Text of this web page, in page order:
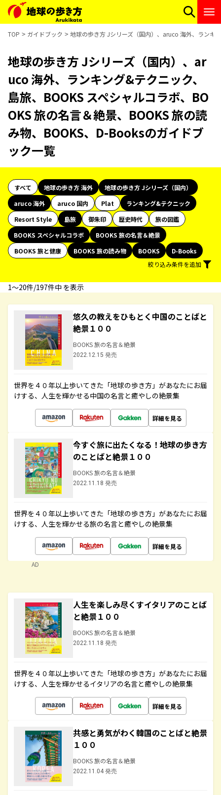
TOP ガイドブック 地球の歩き方 Jシリーズ（国内）、aruco 海外、ランキ
地球の歩き方 Jシリーズ（国内）、ar
uco 海外、ランキング&テクニック、
島旅、BOOKS スペシャルコラボ、BO
OKS 旅の名言＆絶景、BOOKS 旅の読
み物、BOOKS、D-Booksのガイドブ
ック一覧
すべて 地球の歩き方 海外
地球の歩き方 Jシリーズ（国内）
aruco 海外
aruco 国内 Plat
ランキング&テクニック
Resort Style
島旅 御朱印 歴史時代
旅の図鑑
BOOKS スペシャルコラボ
BOOKS 旅の名言＆絶景
BOOKS 旅と健康
BOOKS 旅の読み物 BOOKS
D-Books
絞り込み条件を追加
1〜20件/197件中 を表示
悠久の教えをひもとく中国のことばと
絶景１００
BOOKS 旅の名言＆絶景
2022.12.15 発売
世界を４０年以上歩いてきた「地球の歩き方」があなたにお届
けする、人生を輝かせる中国の名言と癒やしの絶景集
詳細を見る
今すぐ旅に出たくなる！地球の歩き方
のことばと絶景１００
BOOKS 旅の名言＆絶景
2022.11.18 発売
世界を４０年以上歩いてきた「地球の歩き方」があなたにお届
けする、人生を輝かせる旅の名言と癒やしの絶景集
詳細を見る
AD
人生を楽しみ尽くすイタリアのことば
と絶景１００
BOOKS 旅の名言＆絶景
2022.11.18 発売
世界を４０年以上歩いてきた「地球の歩き方」があなたにお届
けする、人生を輝かせるイタリアの名言と癒やしの絶景集
詳細を見る
共感と勇気がわく韓国のことばと絶景
１００
BOOKS 旅の名言＆絶景
2022.11.04 発売